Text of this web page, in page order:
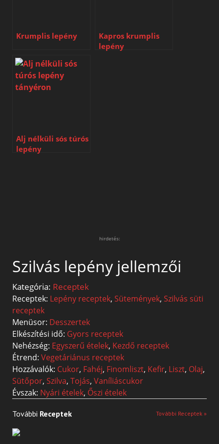
Krumplis lepény
Kapros krumplis
lepény
Alj nélküli sós túrós
lepény
hirdetés:
Szilvás lepény jellemzői
Kategória: Receptek
Receptek: Lepény receptek, Sütemények, Szilvás süti
receptek
Menüsor: Desszertek
Elkészítési idő: Gyors receptek
Nehézség: Egyszerű ételek, Kezdő receptek
Étrend: Vegetáriánus receptek
Hozzávalók: Cukor, Fahéj, Finomliszt, Kefir, Liszt, Olaj,
Sütőpor, Szilva, Tojás, Vaníliáscukor
Évszak: Nyári ételek, Őszi ételek
További Receptek További Receptek »